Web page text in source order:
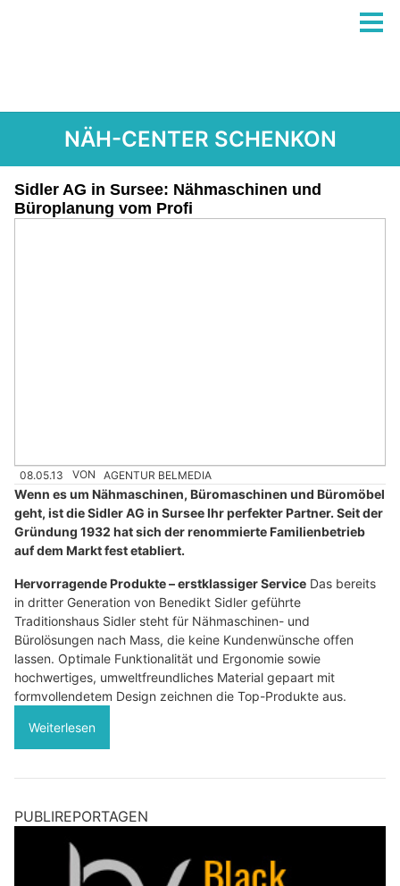
NÄH-CENTER SCHENKON
Sidler AG in Sursee: Nähmaschinen und
Büroplanung vom Profi
08.05.13 VON AGENTUR BELMEDIA
Wenn es um Nähmaschinen, Büromaschinen und Büromöbel
geht, ist die Sidler AG in Sursee Ihr perfekter Partner. Seit der
Gründung 1932 hat sich der renommierte Familienbetrieb
auf dem Markt fest etabliert.
Hervorragende Produkte – erstklassiger Service Das bereits
in dritter Generation von Benedikt Sidler geführte
Traditionshaus Sidler steht für Nähmaschinen- und
Bürolösungen nach Mass, die keine Kundenwünsche offen
lassen. Optimale Funktionalität und Ergonomie sowie
hochwertiges, umweltfreundliches Material gepaart mit
formvollendetem Design zeichnen die Top-Produkte aus.
Weiterlesen
PUBLIREPORTAGEN